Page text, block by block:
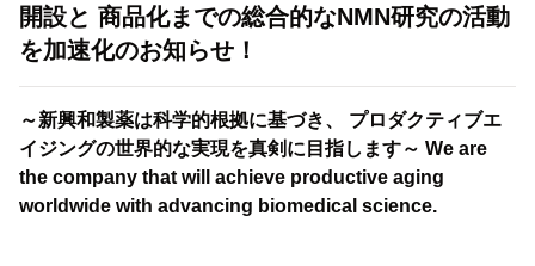
開設と 商品化までの総合的なNMN研究の活動
を加速化のお知らせ！
～新興和製薬は科学的根拠に基づき、 プロダクティブエ
イジングの世界的な実現を真剣に目指します～ We are
the company that will achieve productive aging
worldwide with advancing biomedical science.